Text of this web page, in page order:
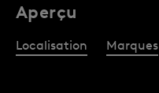
Aperçu
Localisation Marques